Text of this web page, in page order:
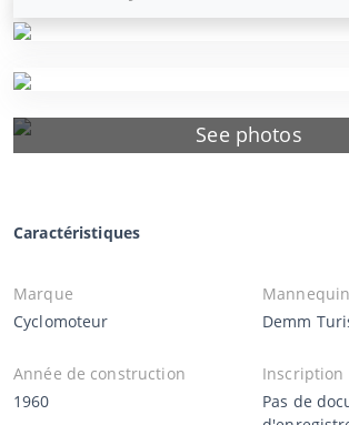
See photos
Caractéristiques
Marque
Cyclomoteur
Mannequin
Demm
Année de construction
1960
Inscription
Pas de